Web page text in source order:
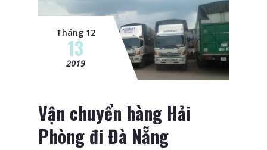
Tháng 12
13
2019
Vận chuyển hàng Hải
Phòng đi Đà Nẵng